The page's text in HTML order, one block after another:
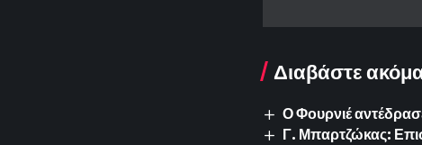
Διαβάστε
Ο Φουρνιέ
Γ. Μπαρτζώκας: